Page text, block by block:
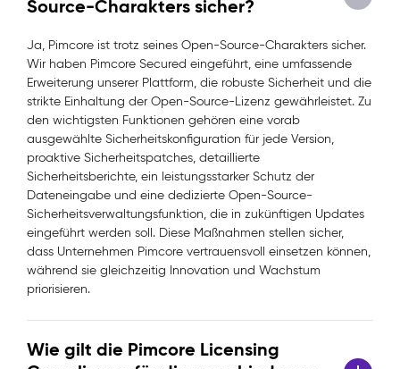
Source-Charakters sicher?
Ja, Pimcore ist trotz seines Open-Source-Charakters sicher.
Wir haben Pimcore Secured eingeführt, eine umfassende
Erweiterung unserer Plattform, die robuste Sicherheit und die
strikte Einhaltung der Open-Source-Lizenz gewährleistet. Zu
den wichtigsten Funktionen gehören eine vorab
ausgewählte Sicherheitskonfiguration für jede Version,
proaktive Sicherheitspatches, detaillierte
Sicherheitsberichte, ein leistungsstarker Schutz der
Dateneingabe und eine dedizierte Open-Source-
Sicherheitsverwaltungsfunktion, die in zukünftigen Updates
eingeführt werden soll. Diese Maßnahmen stellen sicher,
dass Unternehmen Pimcore vertrauensvoll einsetzen können,
während sie gleichzeitig Innovation und Wachstum
priorisieren.
Wie gilt die Pimcore Licensing